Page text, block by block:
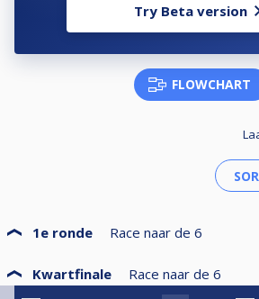
Try Beta version
FLOWCHART
1e ronde Race naar de 6
Kwartfinale Race naar de 6